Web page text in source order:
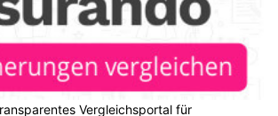
Vergleichsportal für